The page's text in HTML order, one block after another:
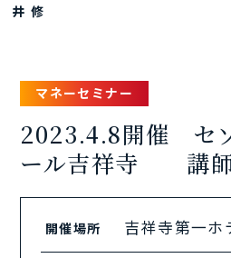
井 修
マネーセミナー
2023.4.8開催 セ
ール吉祥寺 講師
開催場所 吉祥寺第一ホ